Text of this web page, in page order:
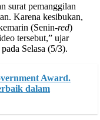
pemanggilan
Karena kesibukan,
(Senin-red)
tersebut,” ujar
Selasa (5/3).
Award.
dalam